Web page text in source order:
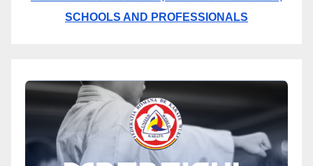
SCHOOLS AND PROFESSIONALS